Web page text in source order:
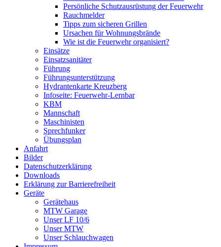
Persönliche Schutzausrüstung der Feuerwehr
Rauchmelder
Tipps zum sicheren Grillen
Ursachen für Wohnungsbrände
Wie ist die Feuerwehr organisiert?
Einsätze
Einsatzsanitäter
Führung
Führungsunterstützung
Hydrantenkarte Kreuzberg
Infoseite: Feuerwehr-Lernbar
KBM
Mannschaft
Maschinisten
Sprechfunker
Übungsplan
Anfahrt
Bilder
Datenschutzerklärung
Downloads
Erklärung zur Barriere­frei­heit
Geräte
Gerätehaus
MTW Garage
Unser LF 10/6
Unser MTW
Unser Schlauchwagen